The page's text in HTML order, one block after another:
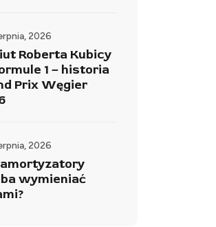
2026
Roberta Kubicy
1 – historia
Prix Węgier
2026
amortyzatory
wymieniać